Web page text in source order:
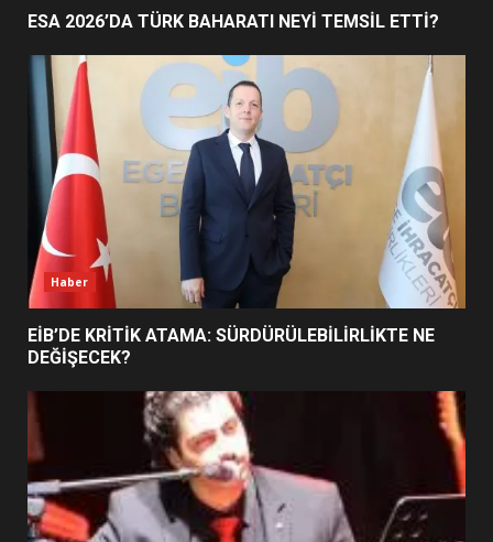
5
UZATILDI: NE DEĞİŞTİ?
6
BURHANİYE SATRANÇ
TURNUVASI KAYITLARI NEYİ
DEĞİŞTİRİYOR?
BURHANİYE BELEDİYESPOR’DA
YENİ YÖNETİM NASIL
ESA 2026’DA TÜRK BAHARATI NEYİ TEMSİL ETTİ?
Haber
EİB’DE KRİTİK ATAMA: SÜRDÜRÜLEBİLİRLİKTE NE
DEĞİŞECEK?